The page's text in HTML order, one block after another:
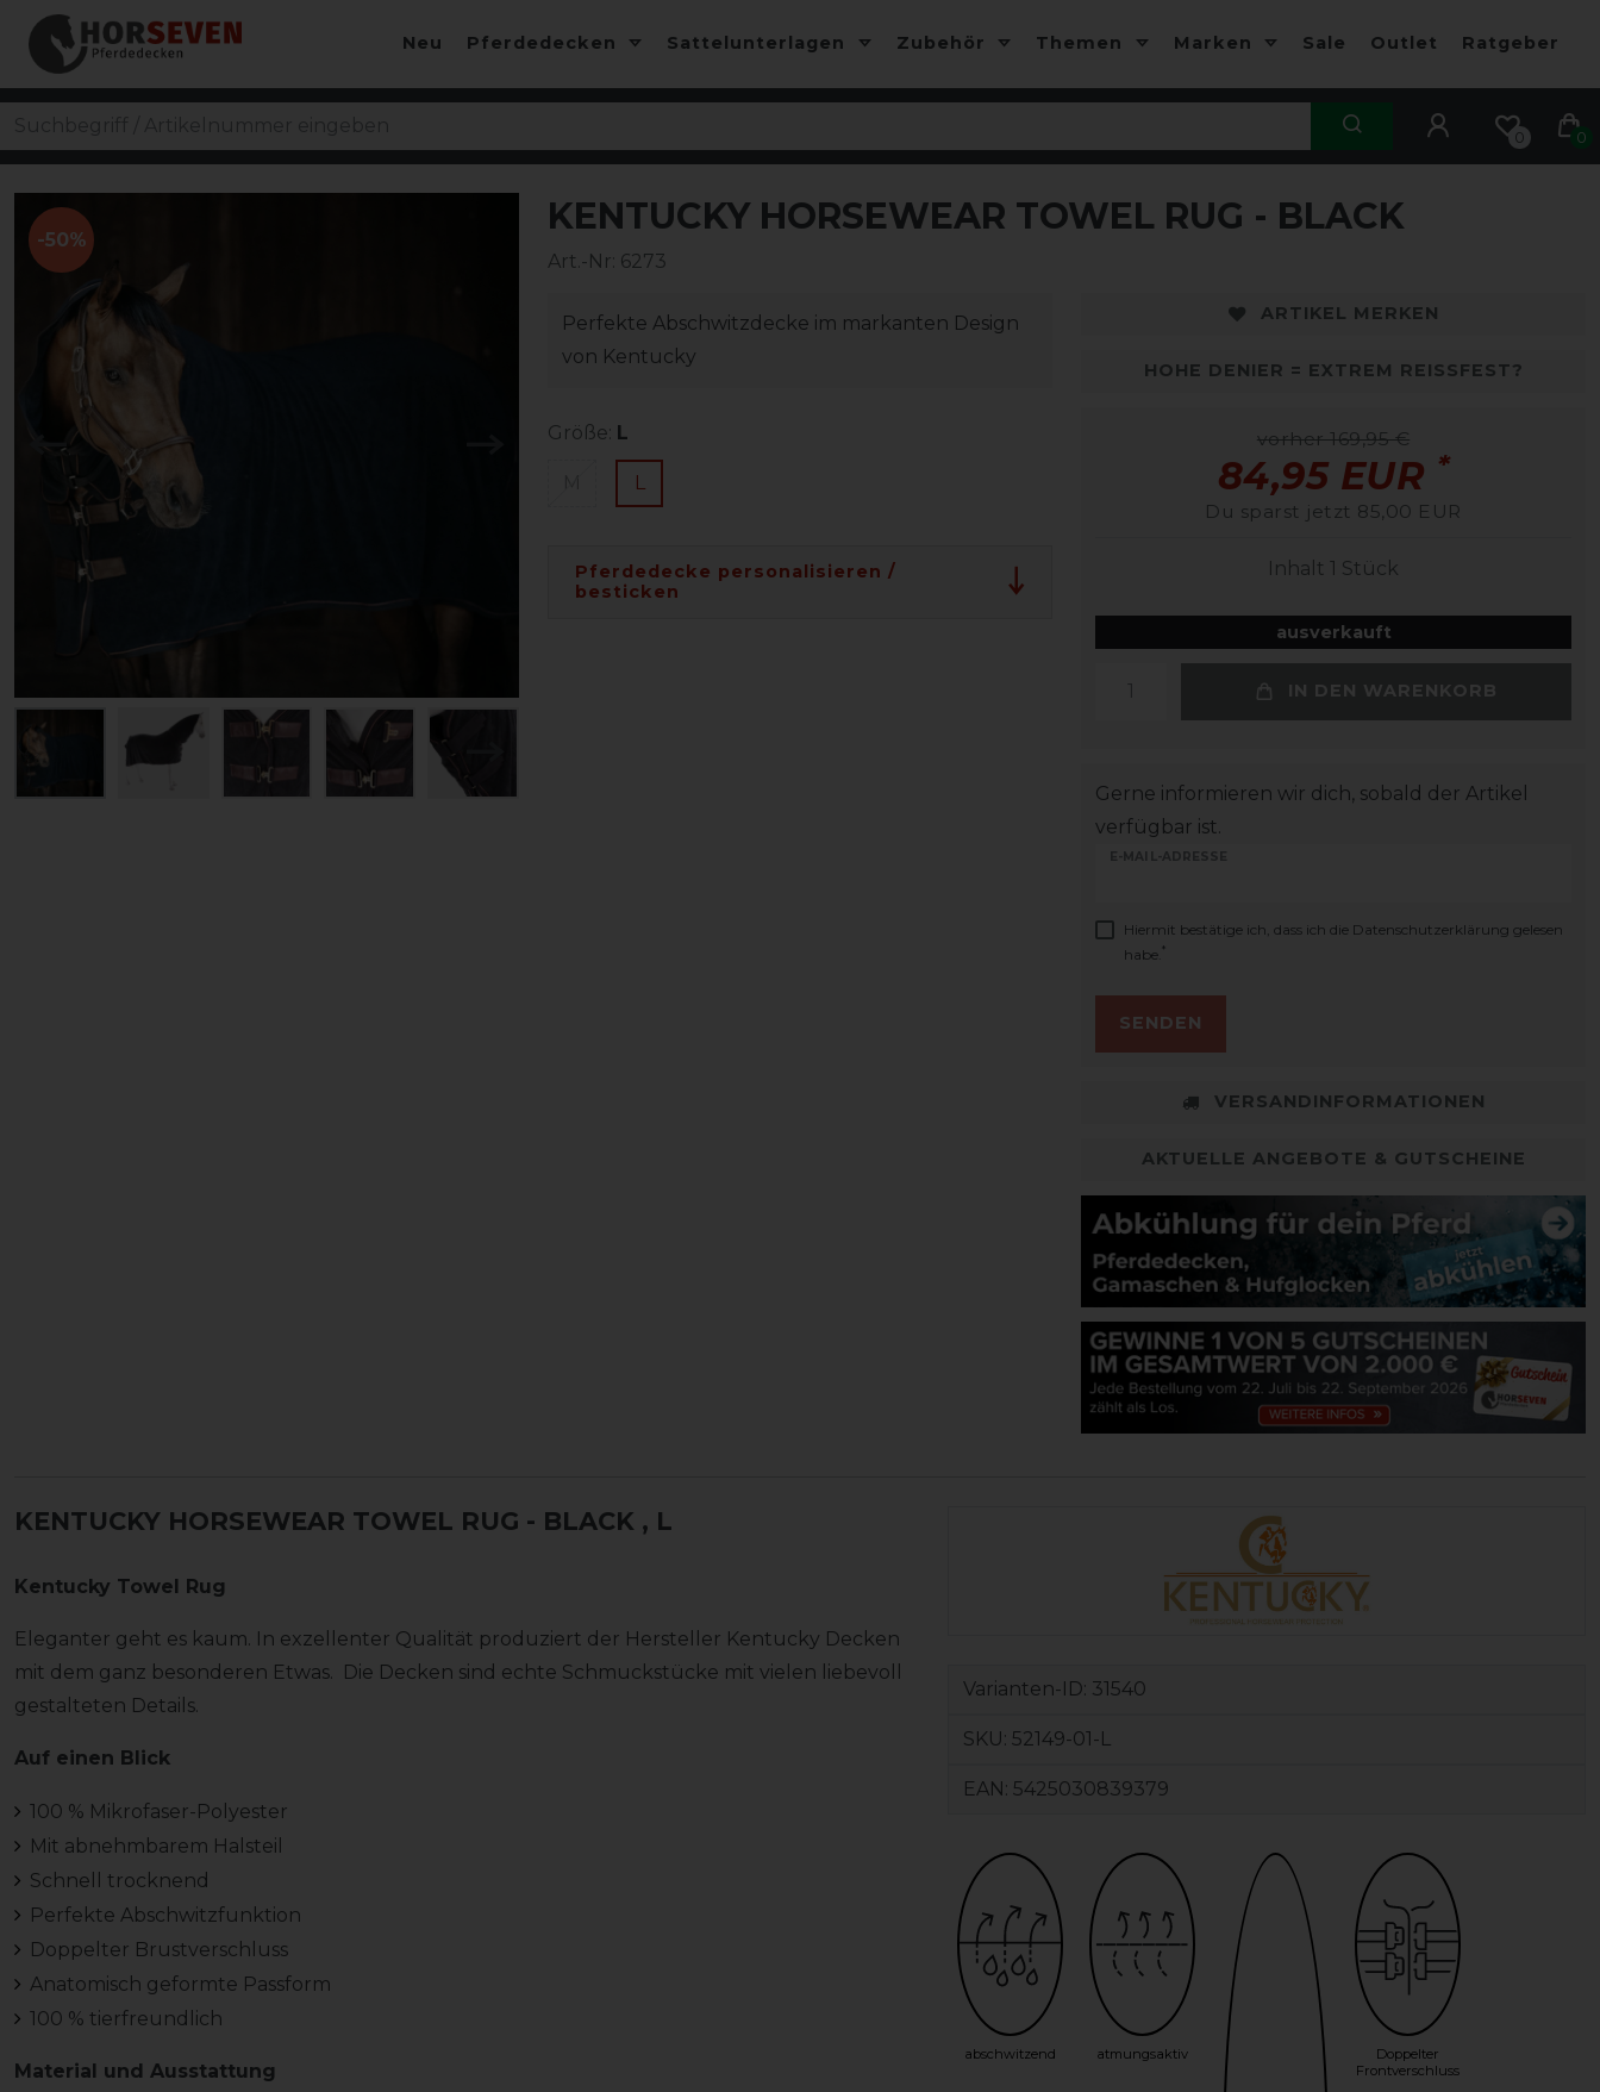
Neu Pferdedecken Sattelunterlagen Zubehör Themen Marken Sale Outlet Ratgeber
0 0
-50%
KENTUCKY HORSEWEAR TOWEL RUG - BLACK
Art.-Nr: 6273
Perfekte Abschwitzdecke im markanten Design
von Kentucky
Größe: L
L
Pferdedecke personalisieren /
besticken
ARTIKEL MERKEN
HOHE DENIER = EXTREM REISSFEST?
vorher 169,95 €
84,95 EUR *
Du sparst jetzt 85,00 EUR
Inhalt 1 Stück
ausverkauft
IN DEN WARENKORB
Gerne informieren wir dich, sobald der Artikel
verfügbar ist.
E-MAIL-ADRESSE
Hiermit bestätige ich, dass ich die Daten­schutz­erklärung gelesen
habe. *
SENDEN
VERSANDINFORMATIONEN
AKTUELLE ANGEBOTE & GUTSCHEINE
KENTUCKY HORSEWEAR TOWEL RUG - BLACK , L
Kentucky Towel Rug
Eleganter geht es kaum. In exzellenter Qualität produziert der Hersteller Kentucky Decken
mit dem ganz besonderen Etwas. Die Decken sind echte Schmuckstücke mit vielen liebevoll
gestalteten Details.
Auf einen Blick
100 % Mikrofaser-Polyester
Mit abnehmbarem Halsteil
Schnell trocknend
Perfekte Abschwitzfunktion
Doppelter Brustverschluss
Anatomisch geformte Passform
100 % tierfreundlich
Material und Ausstattung
Varianten-ID: 31540
SKU: 52149-01-L
EAN: 5425030839379
abschwitzend atmungsaktiv
Doppelter
Frontverschluss